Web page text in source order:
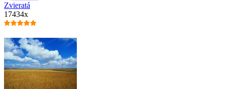
Zvieratá
17434x